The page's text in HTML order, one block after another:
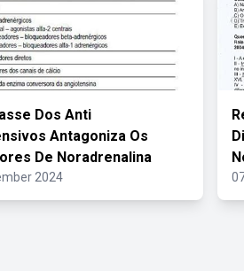
Dos Anti
Antagoniza Os
De Noradrenalina
2024